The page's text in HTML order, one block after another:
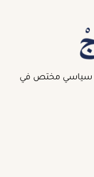
سياسي مختص في